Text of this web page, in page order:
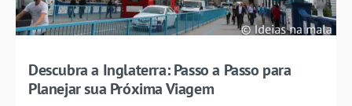
Descubra a Inglaterra: Passo a Passo para
Planejar sua Próxima Viagem